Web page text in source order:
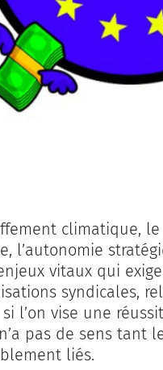
climatique,
l’autonomie
vitaux qui
syndicales,
l’on vise une
pas de sens tant
liés.